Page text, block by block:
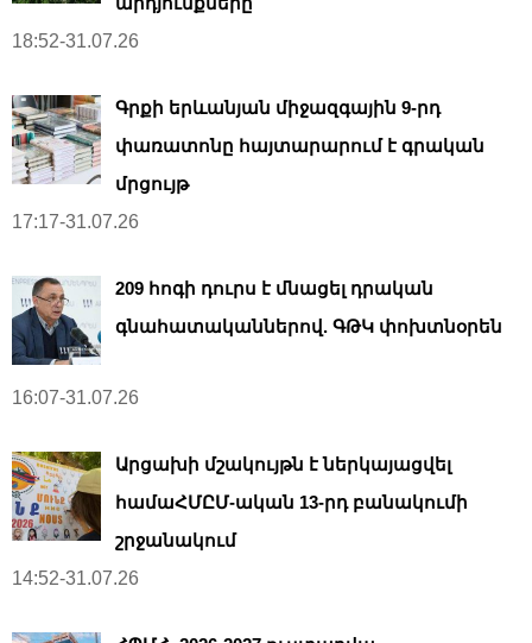
18:52-31.07.26
Գրքի երևանյան միջազգային 9-րդ
փառատոնը հայտարարում է գրական
մրցույթ
17:17-31.07.26
209 հոգի դուրս է մնացել դրական
գնահատականներով. ԳԹԿ փոխտնօրեն
16:07-31.07.26
Արցախի մշակույթն է ներկայացվել
համաՀՄԸՄ-ական 13-րդ բանակումի
շրջանակում
14:52-31.07.26